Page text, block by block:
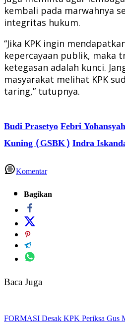
kembali pada marwahnya
integritas hukum.
“Jika KPK ingin
kepercayaan publik, maka
ketegasan adalah kunci.
masyarakat melihat KPK
taring,” tutupnya.
Budi PrasetyoFebri Yohansyah
Kuning (GSBK)Indra
Komentar
Bagikan
Baca Juga
FORMASI Desak KPK Periksa Gus